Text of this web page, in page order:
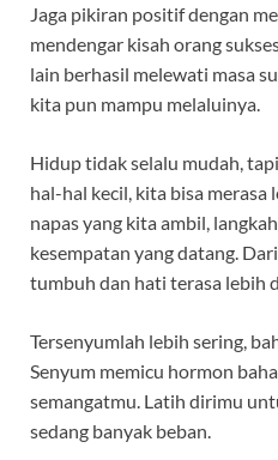
Jaga pikiran positif dengan
mendengar kisah orang
lain berhasil melewati masa
kita pun mampu melaluinya.
Hidup tidak selalu mudah,
hal-hal kecil, kita bisa merasa
napas yang kita ambil,
kesempatan yang datang.
tumbuh dan hati terasa lebih
Tersenyumlah lebih sering,
Senyum memicu hormon
semangatmu. Latih dirimu
sedang banyak beban.